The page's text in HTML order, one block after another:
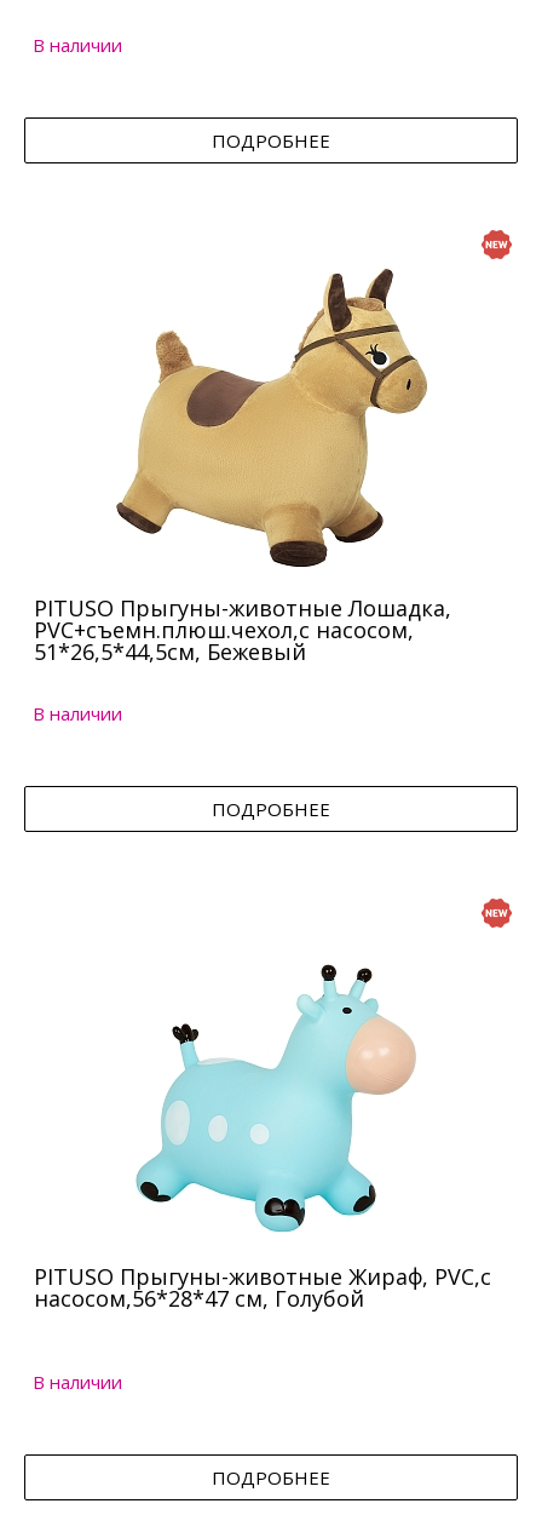
В наличии
ПОДРОБНЕЕ
PITUSO Прыгуны-животные Лошадка,
PVC+съемн.плюш.чехол,с насосом,
51*26,5*44,5см, Бежевый
В наличии
ПОДРОБНЕЕ
PITUSO Прыгуны-животные Жираф, PVC,с
насосом,56*28*47 см, Голубой
В наличии
ПОДРОБНЕЕ